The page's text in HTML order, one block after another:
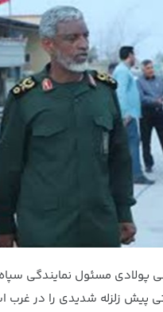
پولادی مسئول نمایندگی
زلزله شدیدی را در